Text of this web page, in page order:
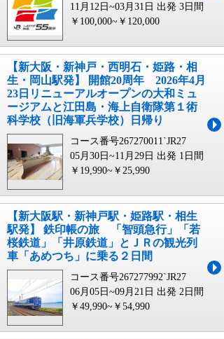
11月12日~03月31日 出発 3日間
￥100,000~￥120,000
【新大阪・新神戸・西明石・姫路・相
生・岡山駅発】 開館20周年 2026年4月
23日リニューアルオープンの大和ミュ
ージアムと江田島・海上自衛隊第１術
科学校（旧海軍兵学校）日帰り
コース番号267270011`JR27
05月30日~11月29日 出発 1日間
￥19,990~￥25,990
【新大阪駅・新神戸駅・姫路駅・相生
駅発】 鉄印帳の旅 「智頭急行」「若
桜鉄道」「井原鉄道」とＪＲの観光列
車「あめつち」に乗る２日間
コース番号267277992`JR27
06月05日~09月21日 出発 2日間
￥49,990~￥54,990